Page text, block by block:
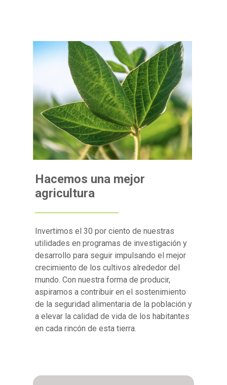
Image
Hacemos una mejor
agricultura
Invertimos el 30 por ciento de nuestras
utilidades en programas de investigación y
desarrollo para seguir impulsando el mejor
crecimiento de los cultivos alrededor del
mundo. Con nuestra forma de producir,
aspiramos a contribuir en el sostenimiento
de la seguridad alimentaria de la población y
a elevar la calidad de vida de los habitantes
en cada rincón de esta tierra.